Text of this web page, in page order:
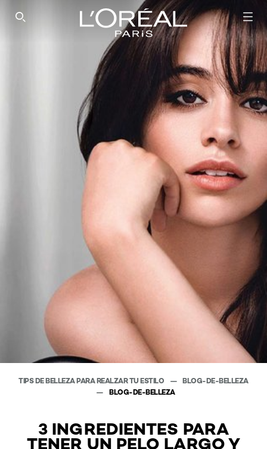
SEARCH THIS SITE
TIPS DE BELLEZA PARA REALZAR TU ESTILO
BLOG-DE-BELLEZA
BLOG-DE-BELLEZA
3 INGREDIENTES PARA
TENER UN PELO LARGO Y